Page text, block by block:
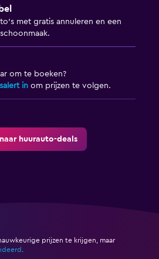
met gratis annuleren en een
om te boeken?
in om prijzen te volgen.
huurauto-deals
prijzen te krijgen, maar